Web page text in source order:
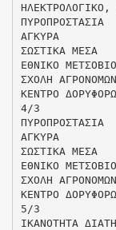
ΗΛΕΚΤΡΟΛΟΓΙΚΟ,
ΠΥΡΟΠΡΟΣΤΑΣΙΑ
ΑΓΚΥΡΑ
ΣΩΣΤΙΚΑ ΜΕΣΑ
ΕΘΝΙΚΟ
ΣΧΟΛΗ
ΚΕΝΤΡΟ
4/3
ΠΥΡΟΠΡΟΣΤΑΣΙΑ
ΑΓΚΥΡΑ
ΣΩΣΤΙΚΑ ΜΕΣΑ
ΕΘΝΙΚΟ
ΣΧΟΛΗ
ΚΕΝΤΡΟ
5/3
ΙΚΑΝΟΤΗΤΑ